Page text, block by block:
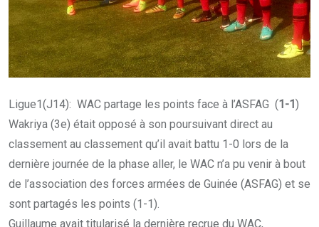
Ligue1(J14): WAC partage les points face à l’ASFAG (1-1)
Wakriya (3e) était opposé à son poursuivant direct au
classement au classement qu’il avait battu 1-0 lors de la
dernière journée de la phase aller, le WAC n’a pu venir à bout
de l’association des forces armées de Guinée (ASFAG) et se
sont partagés les points (1-1).
Guillaume avait titularisé la dernière recrue du WAC,